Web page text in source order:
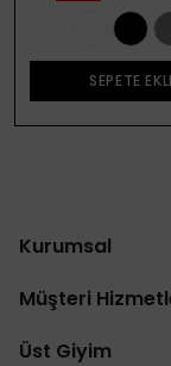
SEPETE
Kurumsal
Müşteri
Üst Giyim